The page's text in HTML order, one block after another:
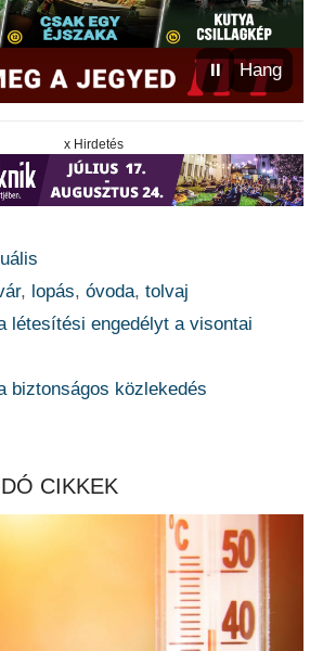
⏸ Hang
x Hirdetés
, lopás,óvoda,tolvaj
létesítési engedélyt a visontai
biztonságos közlekedés
CIKKEK